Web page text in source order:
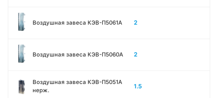
Воздушная завеса КЭВ-П5061A 2
Воздушная завеса КЭВ-П5060A 2
Воздушная завеса КЭВ-П5051A
нерж.
1.5